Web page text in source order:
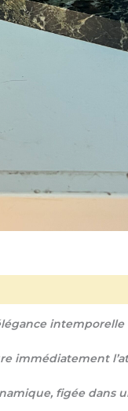
immédiatement
figée dans